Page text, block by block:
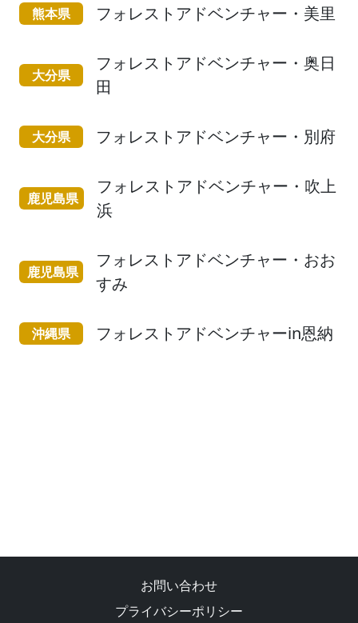
熊本県 フォレストアドベンチャー・美里
大分県
フォレストアドベンチャー・奥日
田
大分県 フォレストアドベンチャー・別府
鹿児島県
フォレストアドベンチャー・吹上
浜
鹿児島県
フォレストアドベンチャー・おお
すみ
沖縄県 フォレストアドベンチャーin恩納
お問い合わせ
プライバシーポリシー